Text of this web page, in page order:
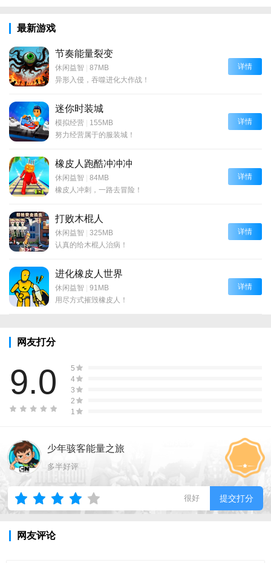
最新游戏
节奏能量裂变
休闲益智 | 87MB
异形入侵，吞噬进化大作战！
详情
迷你时装城
模拟经营 | 155MB
努力经营属于的服装城！
详情
橡皮人跑酷冲冲冲
休闲益智 | 84MB
橡皮人冲刺，一路去冒险！
详情
打败木棍人
休闲益智 | 325MB
认真的给木棍人治病！
详情
进化橡皮人世界
休闲益智 | 91MB
用尽方式摧毁橡皮人！
详情
网友打分
9.0
5
4
3
2
1
少年骇客能量之旅
多半好评
很好 提交打分
网友评论